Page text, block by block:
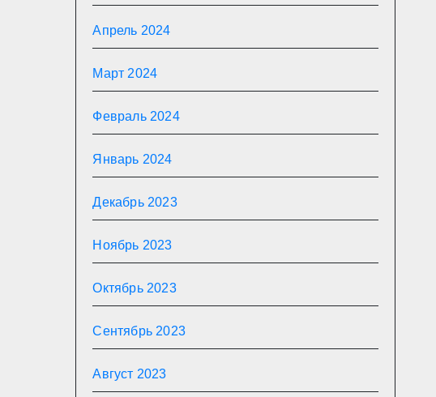
Апрель 2024
Март 2024
Февраль 2024
Январь 2024
Декабрь 2023
Ноябрь 2023
Октябрь 2023
Сентябрь 2023
Август 2023